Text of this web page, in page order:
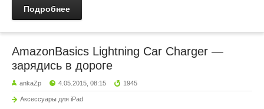
Подробнее
AmazonBasics Lightning Car Charger —
зарядись в дороге
ankaZp 4.05.2015, 08:15 1945
Аксессуары для iPad